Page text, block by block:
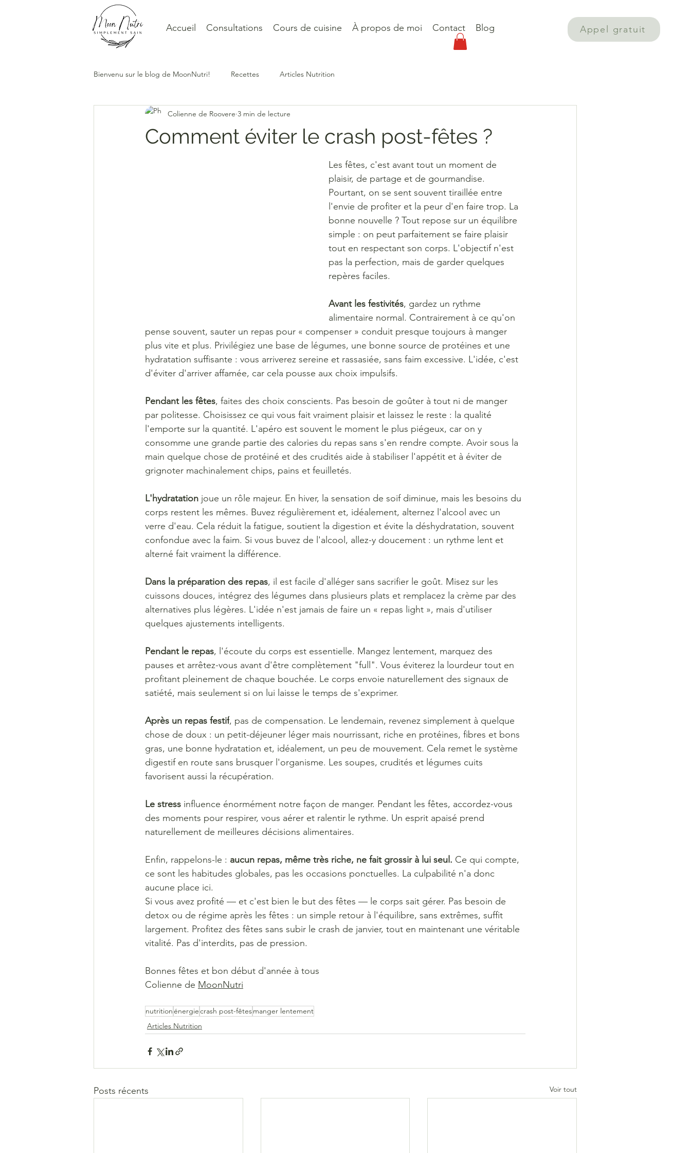
Appel gratuit
Accueil Consultations Cours de cuisine À propos de moi Contact Blog
Bienvenu sur le blog de MoonNutri! Recettes Articles Nutrition
Comment éviter le crash post-fêtes ?
Colienne de Roovere 3 min de lecture
Les fêtes, c'est avant tout un moment de
plaisir, de partage et de gourmandise.
Pourtant, on se sent souvent tiraillée entre
l'envie de profiter et la peur d'en faire trop. La
bonne nouvelle ? Tout repose sur un équilibre
simple : on peut parfaitement se faire plaisir
tout en respectant son corps. L'objectif n'est
pas la perfection, mais de garder quelques
repères faciles.
Avant les festivités, gardez un rythme
alimentaire normal. Contrairement à ce qu'on
pense souvent, sauter un repas pour « compenser » conduit presque toujours à manger
plus vite et plus. Privilégiez une base de légumes, une bonne source de protéines et une
hydratation suffisante : vous arriverez sereine et rassasiée, sans faim excessive. L'idée, c'est
d'éviter d'arriver affamée, car cela pousse aux choix impulsifs.
Pendant les fêtes, faites des choix conscients. Pas besoin de goûter à tout ni de manger
par politesse. Choisissez ce qui vous fait vraiment plaisir et laissez le reste : la qualité
l'emporte sur la quantité. L'apéro est souvent le moment le plus piégeux, car on y
consomme une grande partie des calories du repas sans s'en rendre compte. Avoir sous la
main quelque chose de protéiné et des crudités aide à stabiliser l'appétit et à éviter de
grignoter machinalement chips, pains et feuilletés.
L'hydratation joue un rôle majeur. En hiver, la sensation de soif diminue, mais les besoins du
corps restent les mêmes. Buvez régulièrement et, idéalement, alternez l'alcool avec un
verre d'eau. Cela réduit la fatigue, soutient la digestion et évite la déshydratation, souvent
confondue avec la faim. Si vous buvez de l'alcool, allez-y doucement : un rythme lent et
alterné fait vraiment la différence.
Dans la préparation des repas, il est facile d'alléger sans sacrifier le goût. Misez sur les
cuissons douces, intégrez des légumes dans plusieurs plats et remplacez la crème par des
alternatives plus légères. L'idée n'est jamais de faire un « repas light », mais d'utiliser
quelques ajustements intelligents.
Pendant le repas, l'écoute du corps est essentielle. Mangez lentement, marquez des
pauses et arrêtez-vous avant d'être complètement "full". Vous éviterez la lourdeur tout en
profitant pleinement de chaque bouchée. Le corps envoie naturellement des signaux de
satiété, mais seulement si on lui laisse le temps de s'exprimer.
Après un repas festif, pas de compensation. Le lendemain, revenez simplement à quelque
chose de doux : un petit-déjeuner léger mais nourrissant, riche en protéines, fibres et bons
gras, une bonne hydratation et, idéalement, un peu de mouvement. Cela remet le système
digestif en route sans brusquer l'organisme. Les soupes, crudités et légumes cuits
favorisent aussi la récupération.
Le stress influence énormément notre façon de manger. Pendant les fêtes, accordez-vous
des moments pour respirer, vous aérer et ralentir le rythme. Un esprit apaisé prend
naturellement de meilleures décisions alimentaires.
Enfin, rappelons-le : aucun repas, même très riche, ne fait grossir à lui seul. Ce qui compte,
ce sont les habitudes globales, pas les occasions ponctuelles. La culpabilité n'a donc
aucune place ici.
Si vous avez profité — et c'est bien le but des fêtes — le corps sait gérer. Pas besoin de
detox ou de régime après les fêtes : un simple retour à l'équilibre, sans extrêmes, suffit
largement. Profitez des fêtes sans subir le crash de janvier, tout en maintenant une véritable
vitalité. Pas d'interdits, pas de pression.
Bonnes fêtes et bon début d'année à tous
Colienne de MoonNutri
nutritionénergiecrash post-fêtesmanger lentement
Articles Nutrition
Posts récents Voir tout